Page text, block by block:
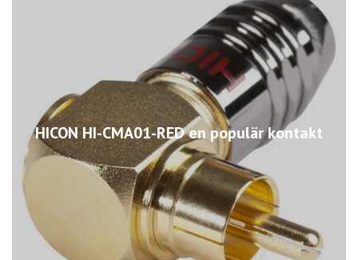
HICON HI-CMA01-RED en populär kontakt